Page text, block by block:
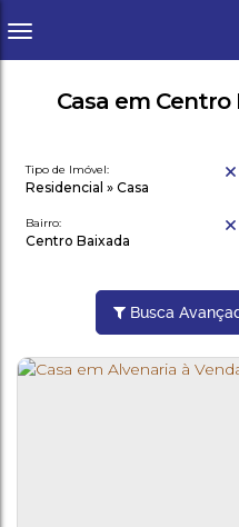
Casa em Centro
Tipo de Imóvel:
Residencial » Casa
Bairro:
Centro Baixada
Busca